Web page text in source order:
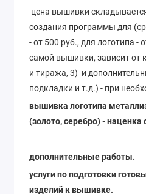
цена вышивки
создания программы для
- от 500 руб., для логотипа -
самой вышивки, зависит от
и тиража, 3) и
подкладки и т.д.) - при
вышивка логотипа
(золото, серебро) - наценка
дополнительные работы.
услуги по подготовки
изделий к вышивке.